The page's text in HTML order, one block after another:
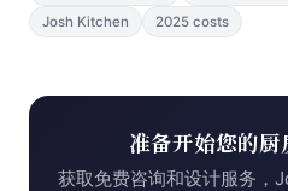
Josh Kitchen
2025 costs
准备开始您的厨
获取免费咨询和设计服务，